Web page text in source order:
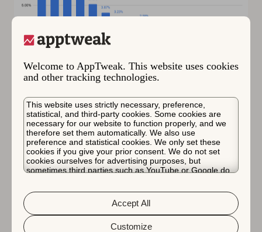
Welcome to AppTweak. This website uses cookies
and other tracking technologies.
This website uses strictly necessary, preference,
statistical, and third-party cookies. Some cookies are
necessary for our website to function properly, and we
therefore set them automatically. We also use
preference and statistical cookies. We only set these
cookies if you give your prior consent. We do not set
cookies ourselves for advertising purposes, but
sometimes third parties such as YouTube or Google do.
about the protection of your personal data and the
different cookies we use, please read our
&Privacy Policy. You can customize your cookie settings
and preferences by clicking the “Customize” button.
Customize
Accept All
ゲームカテゴリーで最も使用されているGoogle Play タ
グ。
パズル（ゲーム）カテゴリーでは、「パズル」タグ（カ
テゴリー名）がゲームの63%で使用されています。次に
人気のあるタグは「アーケード」、「タイルマッチン
グ」、「カジュアル」、または「マッチ3」です。他の
カテゴリーのゲームも同様の傾向を示しています。「ワ
ン」、「パズル」、「アクション」、「カジノ」、「レ
ーシング」などのカテゴリー名が全体的に最も一般的な
タグです。